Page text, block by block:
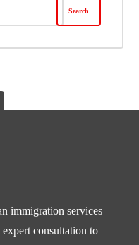
immigration services—
consultation to